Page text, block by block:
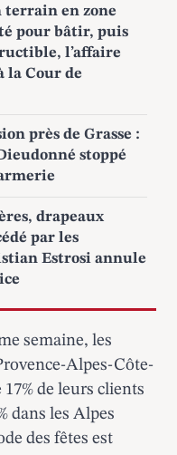
en zone
pour bâtir, puis
l’affaire
la Cour de
près de Grasse :
stoppé
drapeaux
par les
Estrosi annule
semaine, les
Alpes-Côte-
de leurs clients
dans les Alpes
des fêtes est